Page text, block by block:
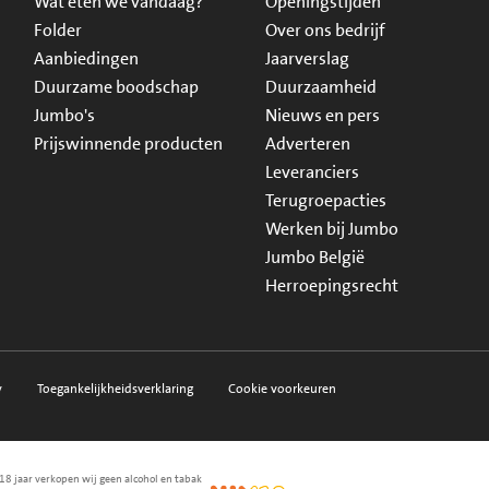
Folder
Aanbiedingen
Duurzame boodschap
Jumbo's
Prijswinnende producten
Over ons bedrijf
Jaarverslag
Duurzaamheid
Nieuws en pers
Adverteren
Leveranciers
Terugroepacties
Werken bij Jumbo
Jumbo België
Herroepingsrecht
Toegankelijkheidsverklaring Cookie voorkeuren
jaar verkopen wij geen alcohol en tabak